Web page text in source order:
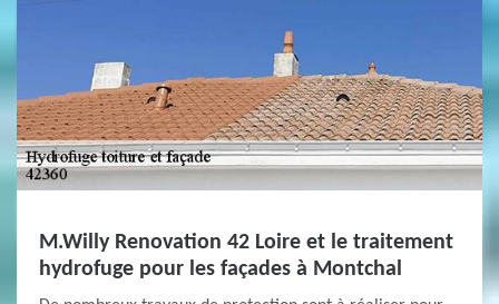
M.Willy Renovation 42 Loire et le traitement
hydrofuge pour les façades à Montchal